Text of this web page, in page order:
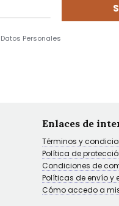
Personales
Enlaces de
Términos y
Política de
Condiciones de
Políticas de envío y
Cómo accedo a